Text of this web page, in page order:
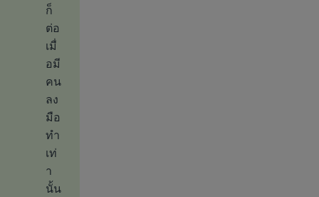
ก็
ต่อ
เมื่
อมี
คน
ลง
มือ
ทำ
เท่
า
นั้น